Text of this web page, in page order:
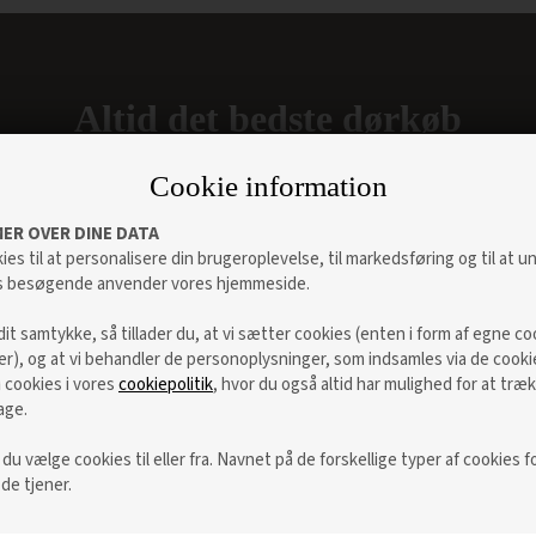
Cookie information
OVER DINE DATA
til at personalisere din brugeroplevelse, til markedsføring og til at
besøgende anvender vores hjemmeside.
samtykke, så tillader du, at vi sætter cookies (enten i form af egne
og at vi behandler de personoplysninger, som indsamles via de
i vorescookiepolitik, hvor du også altid har mulighed for at
vælge cookies til eller fra. Navnet på de forskellige typer af cookies
tjener.
Altid det bedste dørkøb
Vi er fleksible omkring valg af leveringsdag.